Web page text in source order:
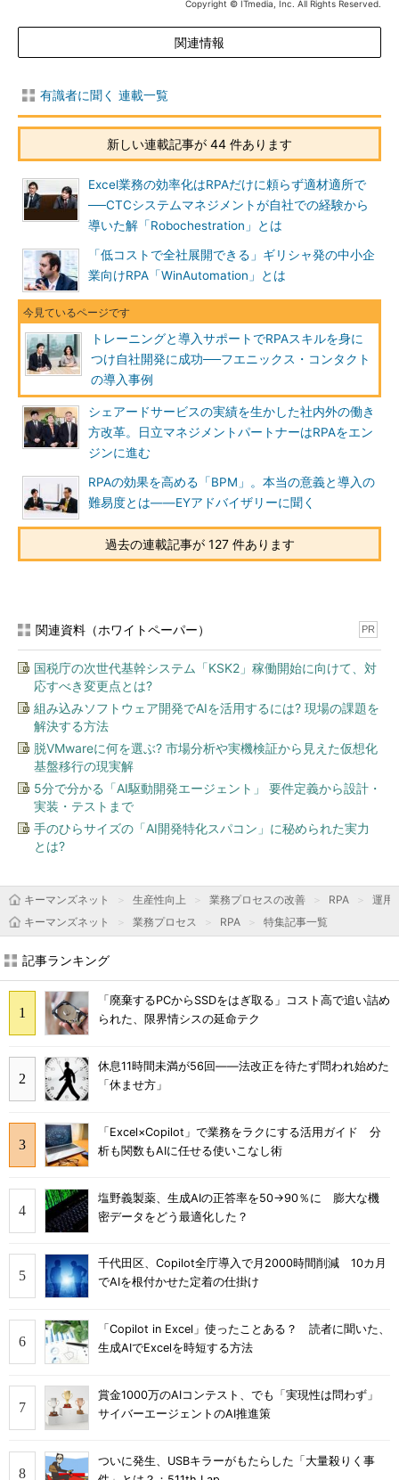
Copyright © ITmedia, Inc. All Rights Reserved.
関連情報
有識者に聞く 連載一覧
新しい連載記事が 44 件あります
Excel業務の効率化はRPAだけに頼らず適材適所で
──CTCシステムマネジメントが自社での経験から
導いた解「Robochestration」とは
「低コストで全社展開できる」ギリシャ発の中小企
業向けRPA「WinAutomation」とは
トレーニングと導入サポートでRPAスキルを身に
つけ自社開発に成功──フエニックス・コンタクト
の導入事例
シェアードサービスの実績を生かした社内外の働き
方改革。日立マネジメントパートナーはRPAをエン
ジンに進む
RPAの効果を高める「BPM」。本当の意義と導入の
難易度とは――EYアドバイザリーに聞く
過去の連載記事が 127 件あります
関連資料（ホワイトペーパー） PR
国税庁の次世代基幹システム「KSK2」稼働開始に向けて、対
応すべき変更点とは?
組み込みソフトウェア開発でAIを活用するには? 現場の課題を
解決する方法
脱VMwareに何を選ぶ? 市場分析や実機検証から見えた仮想化
基盤移行の現実解
5分で分かる「AI駆動開発エージェント」 要件定義から設計・
実装・テストまで
手のひらサイズの「AI開発特化スパコン」に秘められた実力
とは?
キーマンズネット 生産性向上 業務プロセスの改善 RPA
運用
キーマンズネット
業務プロセス RPA 特集記事一覧
記事ランキング
「廃棄するPCからSSDをはぎ取る」コスト高で追い詰め
られた、限界情シスの延命テク
休息11時間未満が56回――法改正を待たず問われ始めた
「休ませ方」
「Excel×Copilot」で業務をラクにする活用ガイド 分
析も関数もAIに任せる使いこなし術
塩野義製薬、生成AIの正答率を50→90％に 膨大な機
密データをどう最適化した？
千代田区、Copilot全庁導入で月2000時間削減 10カ月
でAIを根付かせた定着の仕掛け
「Copilot in Excel」使ったことある？ 読者に聞いた、
生成AIでExcelを時短する方法
賞金1000万のAIコンテスト、でも「実現性は問わず」
サイバーエージェントのAI推進策
ついに発生、USBキラーがもたらした「大量殺りく事